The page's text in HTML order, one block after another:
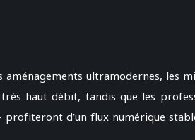
aménagements ultramodernes, les
haut débit, tandis que les
profiteront d’un flux numérique